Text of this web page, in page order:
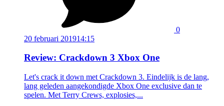
0
20 februari 201914:15
Review: Crackdown 3 Xbox One
Let's crack it down met Crackdown 3. Eindelijk is de lang,
lang geleden aangekondigde Xbox One exclusive dan te
spelen. Met Terry Crews, explosies,...